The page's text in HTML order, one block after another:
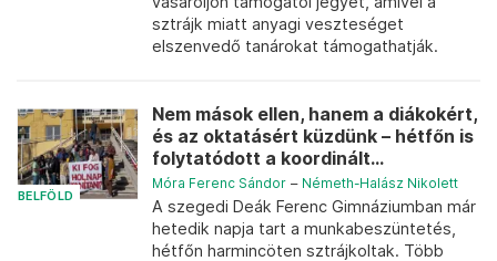
sztrájk miatt anyagi veszteséget
elszenvedő tanárokat támogathatják.
BELFÖLD
Nem mások ellen, hanem a diákokért,
és az oktatásért küzdünk – hétfőn is
folytatódott a koordinált...
Móra Ferenc Sándor – Németh-Halász Nikolett
A szegedi Deák Ferenc Gimnáziumban már
hetedik napja tart a munkabeszüntetés,
hétfőn harmincöten sztrájkoltak. Több